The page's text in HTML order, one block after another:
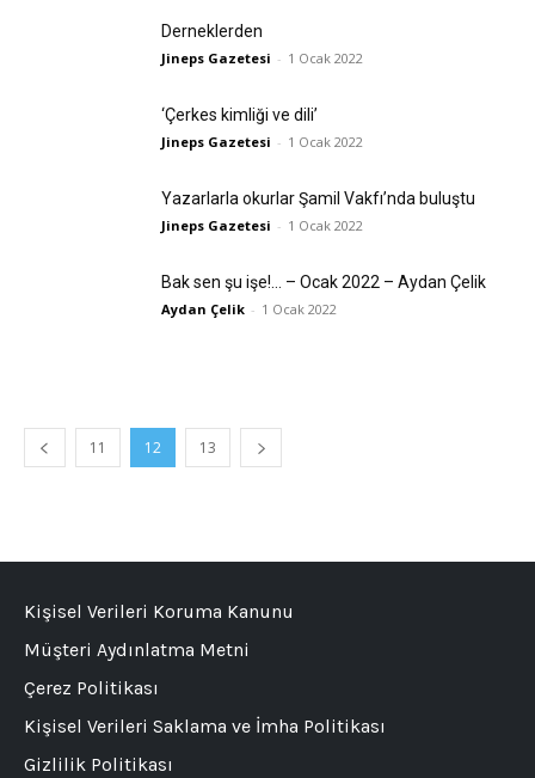
Derneklerden
Jineps Gazetesi - 1 Ocak 2022
‘Çerkes kimliği ve dili’
Jineps Gazetesi - 1 Ocak 2022
Yazarlarla okurlar Şamil Vakfı’nda buluştu
Jineps Gazetesi - 1 Ocak 2022
Bak sen şu işe!… – Ocak 2022 – Aydan Çelik
Aydan Çelik - 1 Ocak 2022
11 12 13
Kişisel Verileri Koruma Kanunu
Müşteri Aydınlatma Metni
Çerez Politikası
Kişisel Verileri Saklama ve İmha Politikası
Gizlilik Politikası